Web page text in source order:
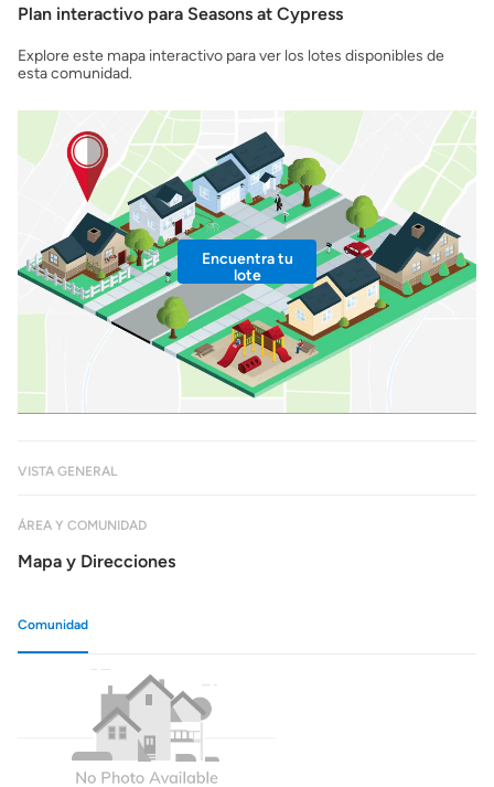
Plan interactivo para Seasons at Cypress
Explore este mapa interactivo para ver los lotes disponibles de
esta comunidad.
Encuentra tu
lote
VISTA GENERAL
ÁREA Y COMUNIDAD
Mapa y Direcciones
Comunidad